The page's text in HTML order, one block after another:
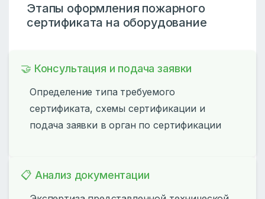
Этапы оформления пожарного
сертификата на оборудование
🤝 Консультация и подача заявки
Определение типа требуемого
сертификата, схемы сертификации и
подача заявки в орган по сертификации
📋 Анализ документации